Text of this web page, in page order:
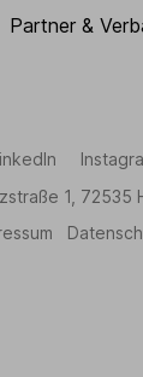
Partner &
1, 72535